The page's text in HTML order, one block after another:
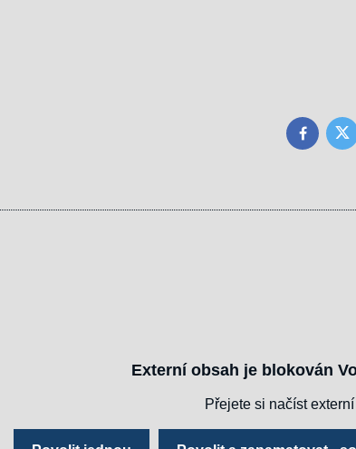
Externí obsah je blokován
Přejete si načíst